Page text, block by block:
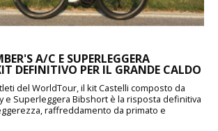
A/C E SUPERLEGGERA
DEFINITIVO PER IL GRANDE CALDO
del WorldTour, il kit Castelli composto da
e Superleggera Bibshort è la risposta definitiva
raffreddamento da primato e